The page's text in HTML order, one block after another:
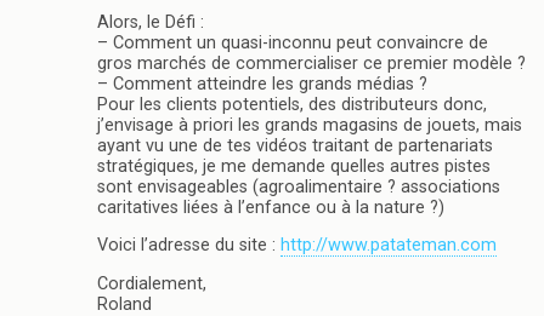
Alors, le Défi :
– Comment un quasi-inconnu peut convaincre de
gros marchés de commercialiser ce premier modèle ?
– Comment atteindre les grands médias ?
Pour les clients potentiels, des distributeurs donc,
j’envisage à priori les grands magasins de jouets, mais
ayant vu une de tes vidéos traitant de partenariats
stratégiques, je me demande quelles autres pistes
sont envisageables (agroalimentaire ? associations
caritatives liées à l’enfance ou à la nature ?)
Voici l’adresse du site : http://www.patateman.com
Cordialement,
Roland